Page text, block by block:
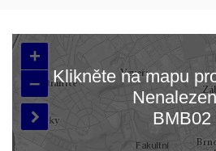
Načítám
+
–

Klikněte na mapu
BMB02